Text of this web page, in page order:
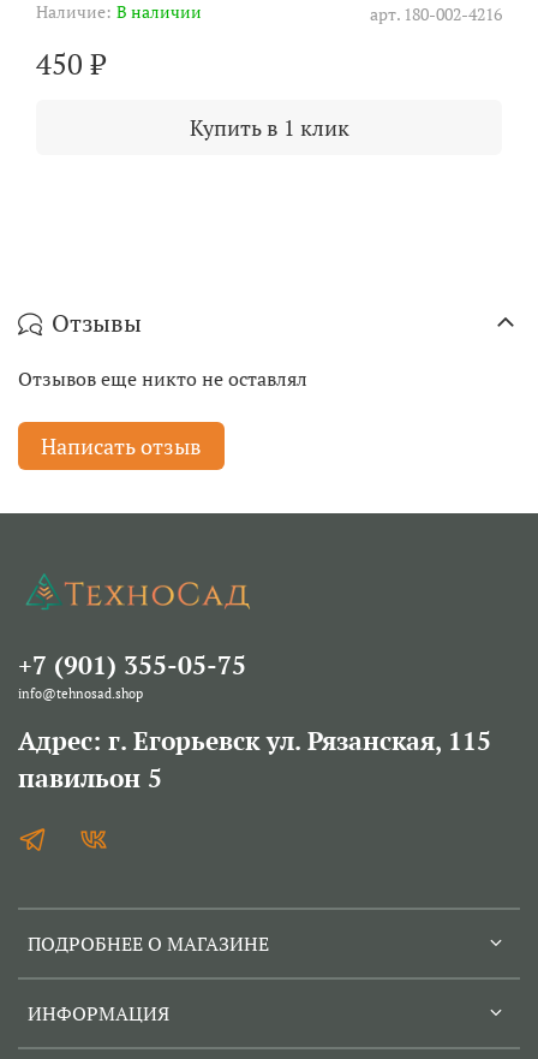
арт. 180-002-4216
Наличие: В наличии
450 ₽
Купить в 1 клик
Отзывы
Отзывов еще никто не оставлял
Написать отзыв
ПОДРОБНЕЕ О МАГАЗИНЕ
ИНФОРМАЦИЯ
+7 (901) 355-05-75
info@tehnosad.shop
Адрес: г. Егорьевск ул. Рязанская, 115
павильон 5